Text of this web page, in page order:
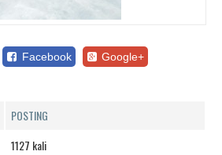
Facebook Google+
POSTING
1127 kali